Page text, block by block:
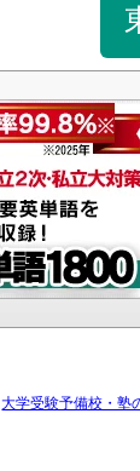
大学受験予備校・塾